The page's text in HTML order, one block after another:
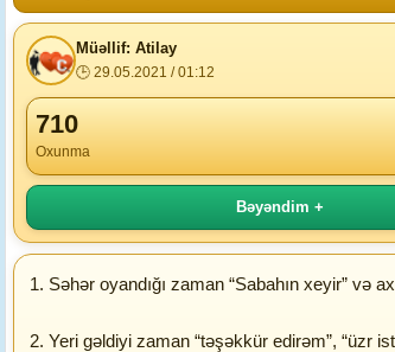
Müəllif: Atilay
🕒 29.05.2021 / 01:12
710
Oxunma
Bəyəndim +
1. Səhər oyandığı zaman “Sabahın xeyir” və
2. Yeri gəldiyi zaman “təşəkkür edirəm”, “üzr